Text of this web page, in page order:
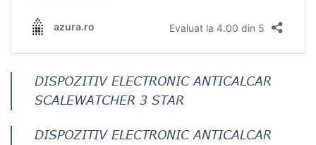
DISPOZITIV ELECTRONIC ANTICALCAR
SCALEWATCHER 3 STAR
DISPOZITIV ELECTRONIC ANTICALCAR